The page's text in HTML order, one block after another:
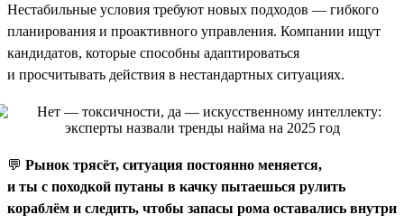
Нестабильные условия требуют новых подходов — гибкого
планирования и проактивного управления. Компании ищут
кандидатов, которые способны адаптироваться
и просчитывать действия в нестандартных ситуациях.
💬 Рынок трясёт, ситуация постоянно меняется,
и ты с походкой путаны в качку пытаешься рулить
кораблём и следить, чтобы запасы рома оставались внутри